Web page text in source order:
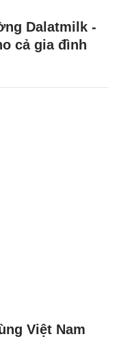
Dalatmilk -
cả gia đình
Việt Nam